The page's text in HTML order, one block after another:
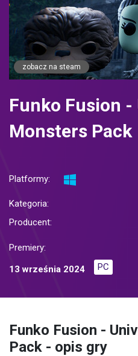
zobacz na steam
Funko Fusion -
Monsters Pack
Platformy:
Kategoria:
Producent:
Premiery:
13 września 2024
PC
Funko Fusion -
Pack - opis gry